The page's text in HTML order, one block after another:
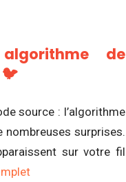
de
source : l’algorithme
surprises.
sur votre fil